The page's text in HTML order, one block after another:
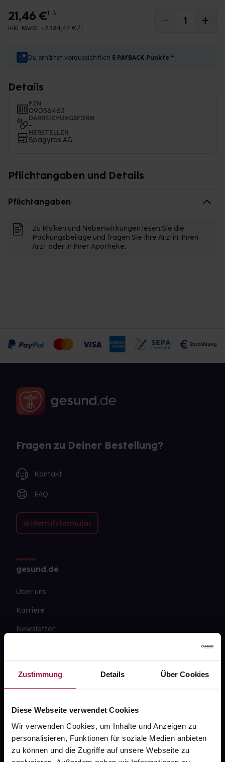
Zustimmung Details Über Cookies
Diese Webseite verwendet Cookies
Wir verwenden Cookies, um Inhalte und Anzeigen zu
personalisieren, Funktionen für soziale Medien anbieten
zu können und die Zugriffe auf unsere Webseite zu
21,46 €1, 3
inkl. MwSt. • 2.384,44 € / l
Du erhältst voraussichtlich 5 PAYBACK Punkte 4
Details
PZN
09056462
DARREICHUNGSFORM
-
HERSTELLER
Spagyros AG
Pflichtangaben und Details
Pflichtangaben
Zu Risiken und Nebenwirkungen lesen Sie die
Packungsbeilage und fragen Sie Ihre Ärztin, Ihren
Arzt oder in Ihrer Apotheke.
Fragen zu Deiner Bestellung?
Kontakt
FAQ
Widerrufsformular
gesund.de
Über uns
Karriere
Newsletter
Datenschutz
AGB
Impressum